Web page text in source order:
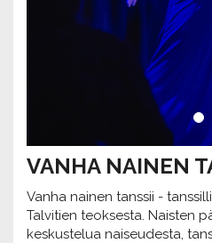
VANHA NAINEN
Vanha nainen tanssii -
Talvitien teoksesta. Naisten
keskustelua naiseudesta,